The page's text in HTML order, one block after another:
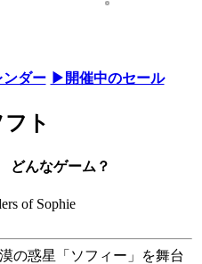
ダー ▶開催中のセール
ト
どんなゲーム？
of Sophie
の惑星「ソフィー」を舞台